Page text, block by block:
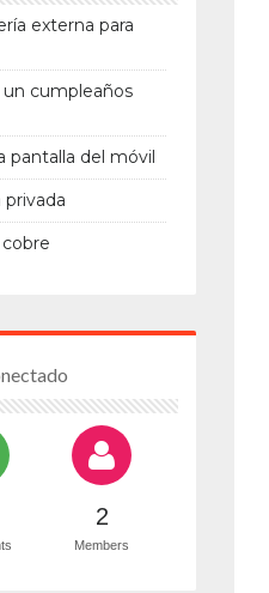
externa para
un cumpleaños
pantalla del móvil
2
Members